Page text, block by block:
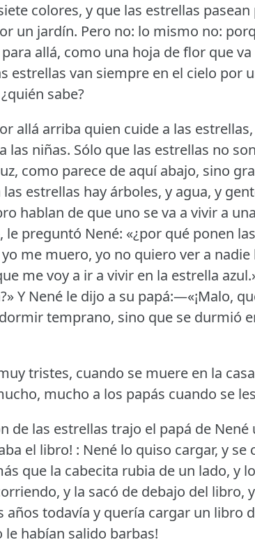
colores, y que las estrellas
un jardín. Pero no: lo mismo no:
allá, como una hoja de flor que
estrellas van siempre en el cielo por
sabe?
allá arriba quien cuide a las
las niñas. Sólo que las estrellas no
como parece de aquí abajo, sino
estrellas hay árboles, y agua, y
hablan de que uno se va a vivir a
le preguntó Nené: «¿por qué ponen
yo me muero, yo no quiero ver a
me voy a ir a vivir en la estrella
Y Nené le dijo a su papá:—«¡Malo,
temprano, sino que se durmió
tristes, cuando se muere en la
mucho a los papás cuando se
de las estrellas trajo el papá de
el libro! : Nené lo quiso cargar, y se
que la cabecita rubia de un lado, y
y la sacó de debajo del libro,
años todavía y quería cargar un libro
habían salido barbas!